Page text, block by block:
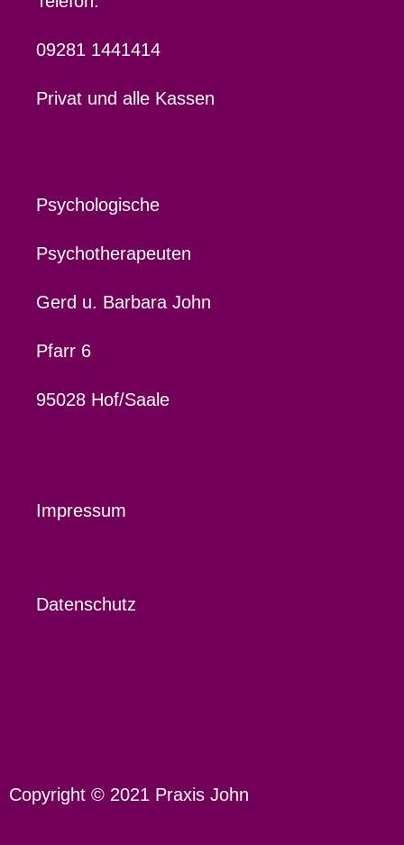
09281 1441414
Privat und alle Kassen
Psychologische
Psychotherapeuten
Gerd u. Barbara John
Pfarr 6
95028 Hof/Saale
Impressum
Datenschutz
Copyright © 2021 Praxis John